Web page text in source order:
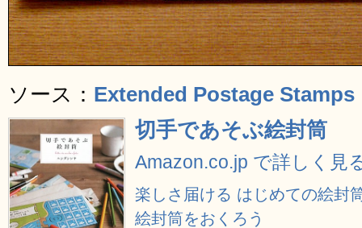
ソース： Extended Postage Stamps
切手であそぶ絵封筒
Amazon.co.jp で詳しく見
楽しさ届ける はじめての絵封
絵封筒をおくろう